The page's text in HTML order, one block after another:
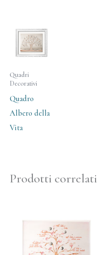
Quadri
Decorativi
Quadro
Albero della
Vita
Prodotti correlati